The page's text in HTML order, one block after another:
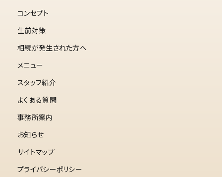
コンセプト
生前対策
相続が発生された方へ
メニュー
スタッフ紹介
よくある質問
事務所案内
お知らせ
サイトマップ
プライバシーポリシー